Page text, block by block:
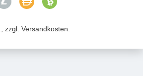
zzgl. Versandkosten.